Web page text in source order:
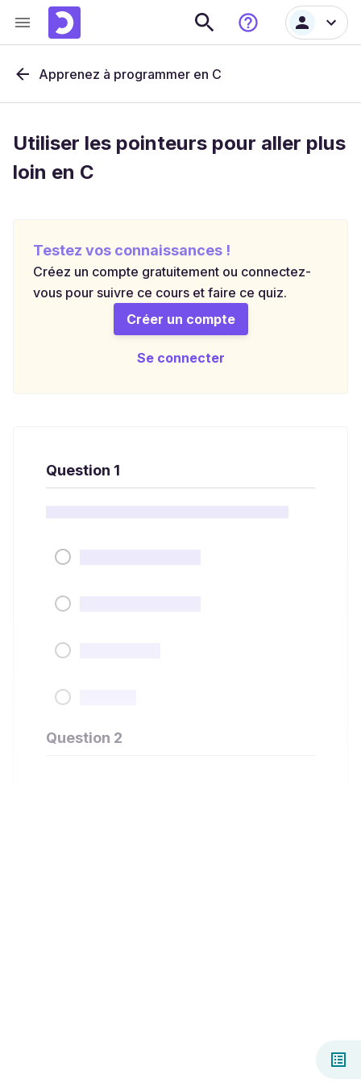
Apprenez à programmer en C
Utiliser les pointeurs pour aller plus
loin en C
Testez vos connaissances !
Créez un compte gratuitement ou connectez-
vous pour suivre ce cours et faire ce quiz.
Créer un compte
Se connecter
Question 1
Question 2